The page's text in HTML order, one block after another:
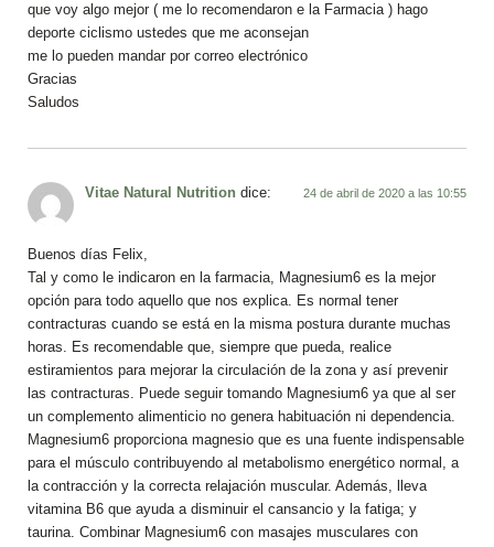
que voy algo mejor ( me lo recomendaron e la Farmacia ) hago
deporte ciclismo ustedes que me aconsejan
me lo pueden mandar por correo electrónico
Gracias
Saludos
Vitae Natural Nutrition dice: 24 de abril de 2020 a las 10:55
Buenos días Felix,
Tal y como le indicaron en la farmacia, Magnesium6 es la mejor
opción para todo aquello que nos explica. Es normal tener
contracturas cuando se está en la misma postura durante muchas
horas. Es recomendable que, siempre que pueda, realice
estiramientos para mejorar la circulación de la zona y así prevenir
las contracturas. Puede seguir tomando Magnesium6 ya que al ser
un complemento alimenticio no genera habituación ni dependencia.
Magnesium6 proporciona magnesio que es una fuente indispensable
para el músculo contribuyendo al metabolismo energético normal, a
la contracción y la correcta relajación muscular. Además, lleva
vitamina B6 que ayuda a disminuir el cansancio y la fatiga; y
taurina. Combinar Magnesium6 con masajes musculares con